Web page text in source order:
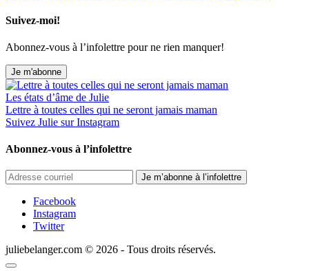
Suivez-moi!
Abonnez-vous à l’infolettre pour ne rien manquer!
Je m'abonne
Les états d’âme de Julie
Lettre à toutes celles qui ne seront jamais maman
Suivez Julie sur Instagram
Abonnez-vous à l’infolettre
Je m’abonne à l’infolettre
Facebook
Instagram
Twitter
juliebelanger.com © 2026 - Tous droits réservés.